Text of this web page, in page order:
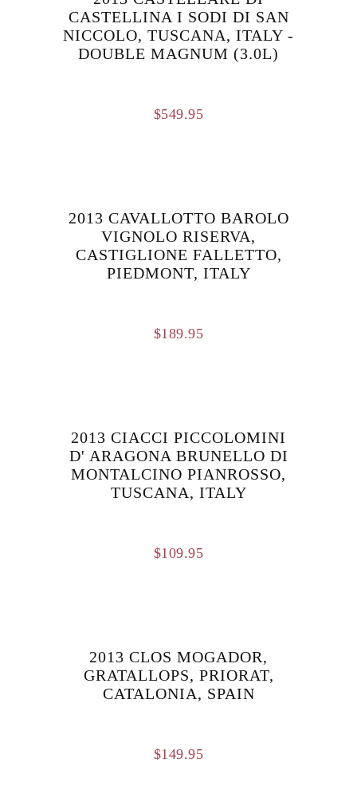
CASTELLINA I SODI DI SAN
NICCOLO, TUSCANA, ITALY -
DOUBLE MAGNUM (3.0L)
$549.95
2013 CAVALLOTTO BAROLO
VIGNOLO RISERVA,
CASTIGLIONE FALLETTO,
PIEDMONT, ITALY
$189.95
2013 CIACCI PICCOLOMINI
D' ARAGONA BRUNELLO DI
MONTALCINO PIANROSSO,
TUSCANA, ITALY
$109.95
2013 CLOS MOGADOR,
GRATALLOPS, PRIORAT,
CATALONIA, SPAIN
$149.95